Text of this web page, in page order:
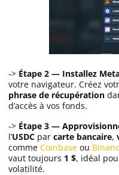
-> Étape 2 — Installez
votre navigateur. Créez
phrase de récupération
d’accès à vos fonds.
-> Étape 3 —
l’USDC par carte bancaire,
comme Coinbase ou
vaut toujours 1 $, idéal
volatilité.